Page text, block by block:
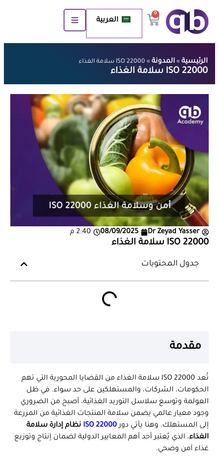
0
العربية
الرئيسية » المدونة » ISO 22000 سلامة الغذاء
ISO 22000 سلامة الغذاء
Dr Zeyad Yasser
08/09/2025 2:40 م
ISO 22000 سلامة الغذاء
جدول المحتويات
مقدمة
تُعد ISO 22000 سلامة الغذاء من القضايا المحورية التي تهم
الحكومات، الشركات، والمستهلكين على حد سواء. في ظل
العولمة وتوسع سلاسل التوريد الغذائية، أصبح من الضروري
وجود معيار عالمي يضمن سلامة المنتجات الغذائية من المزرعة
إلى المستهلك. وهنا يأتي دورISO 22000 نظام إدارة سلامة
الغذاء، الذي يُعتبر أحد أهم المعايير الدولية لضمان إنتاج وتوزيع
غذاء آمن وصحي.